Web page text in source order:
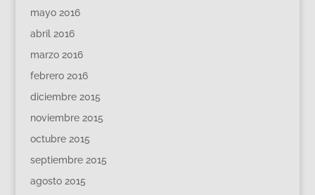
mayo 2016
abril 2016
marzo 2016
febrero 2016
diciembre 2015
noviembre 2015
octubre 2015
septiembre 2015
agosto 2015